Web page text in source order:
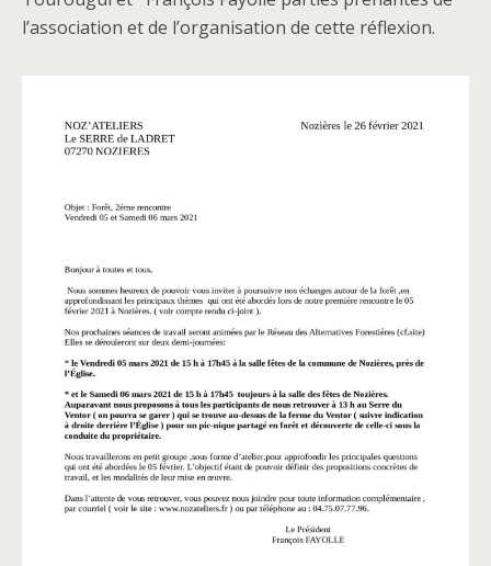
l’association et de l’organisation de cette réflexion.